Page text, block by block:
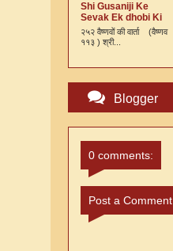
Shi Gusaniji Ke
Sevak Ek dhobi Ki
Varta
२५२ वैष्णवों की वार्ता (वैष्णव
११३ ) श्री...
Blogger
Comments
0 comments:
Post a Comment